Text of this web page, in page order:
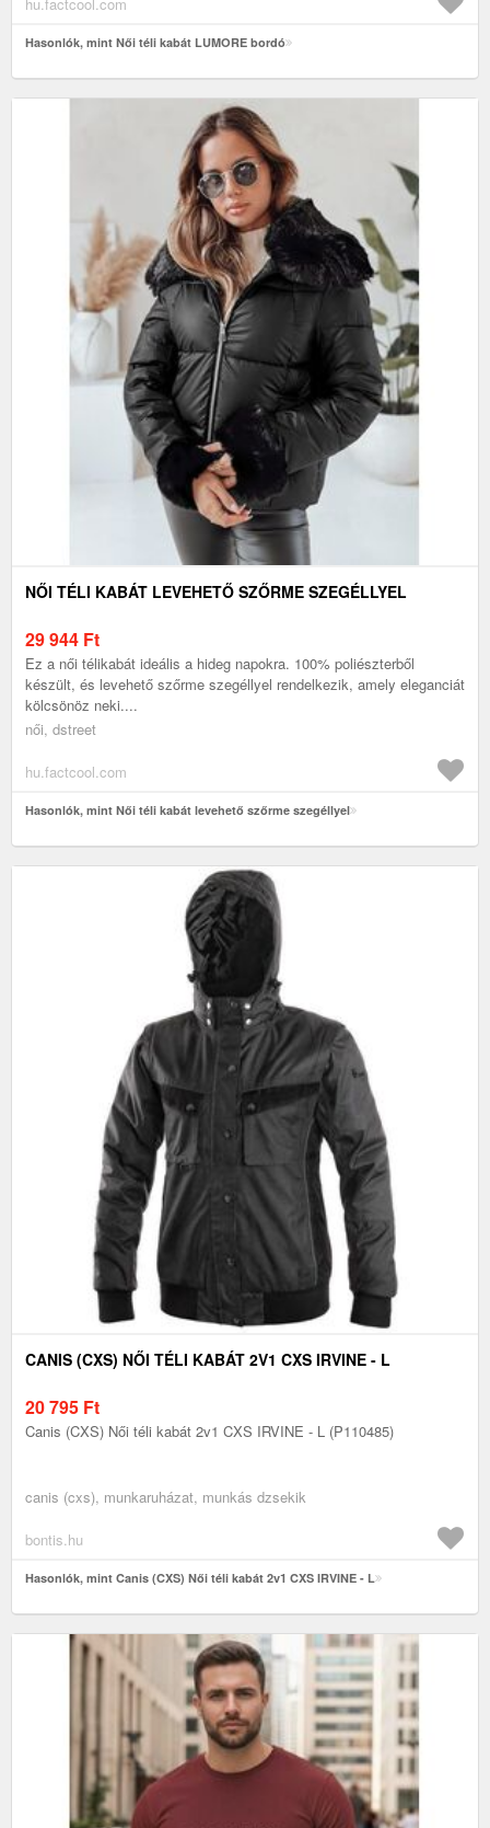
Hasonlók, mint Női téli kabát LUMORE bordó
NŐI TÉLI KABÁT LEVEHETŐ SZŐRME SZEGÉLLYEL
29 944 Ft
Ez a női télikabát ideális a hideg napokra. 100% poliészterből
készült, és levehető szőrme szegéllyel rendelkezik, amely eleganciát
kölcsönöz neki....
női, dstreet
hu.factcool.com
Hasonlók, mint Női téli kabát levehető szőrme szegéllyel
CANIS (CXS) NŐI TÉLI KABÁT 2V1 CXS IRVINE - L
20 795 Ft
Canis (CXS) Női téli kabát 2v1 CXS IRVINE - L (P110485)
canis (cxs), munkaruházat, munkás dzsekik
bontis.hu
Hasonlók, mint Canis (CXS) Női téli kabát 2v1 CXS IRVINE - L